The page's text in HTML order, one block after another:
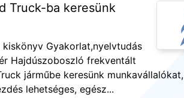
Truck-ba keresünk
Gyakorlat,nyelvtudás
Hajdúszoboszló frekventált
járműbe keresünk munkavállalókat,
lehetséges, egész...